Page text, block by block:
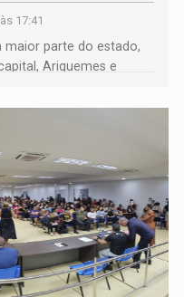
17:41
maior parte do estado,
Ariquemes e